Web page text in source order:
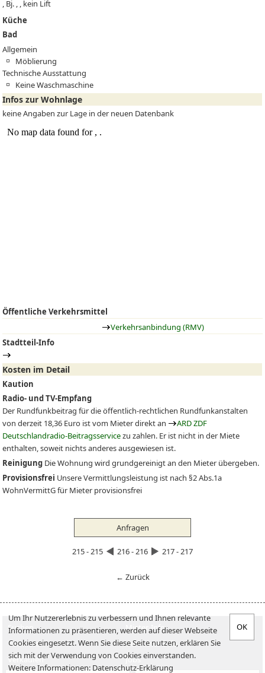
, Bj. , , kein Lift
Küche
Bad
Allgemein
Möblierung
Technische Ausstattung
Keine Waschmaschine
Infos zur Wohnlage
keine Angaben zur Lage in der neuen Datenbank
Öffentliche Verkehrsmittel
Verkehrsanbindung (RMV)
Stadtteil-Info
Kosten im Detail
Kaution
Radio- und TV-Empfang
Der Rundfunkbeitrag für die öffentlich-rechtlichen Rundfunkanstalten
von derzeit 18,36 Euro ist vom Mieter direkt an
ARD ZDF
Deutschlandradio-Beitragsservicezu zahlen. Er ist nicht in der Miete
enthalten, soweit nichts anderes ausgewiesen ist.
Reinigung Die Wohnung wird grundgereinigt an den Mieter übergeben.
Provisionsfrei Unsere Vermittlungsleistung ist nach §2 Abs.1a
WohnVermittG für Mieter provisionsfrei
Anfragen
215 - 215 216 - 216 217 - 217
← Zurück
Suchen
Mieter-Info
Vermieten
Vermieter-Info
Verkaufen
Jobs
Um Ihr Nutzererlebnis zu verbessern und Ihnen relevante
Informationen zu präsentieren, werden auf dieser Webseite
Cookies eingesetzt. Wenn Sie diese Seite nutzen, erklären Sie
sich mit der Verwendung von Cookies einverstanden.
Weitere Informationen: Datenschutz-Erklärung